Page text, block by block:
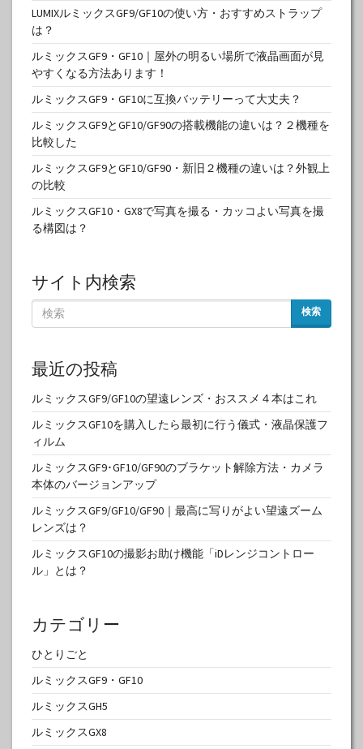
LUMIXルミックスGF9/GF10の使い方・おすすめストラップ
は？
ルミックスGF9・GF10｜屋外の明るい場所で液晶画面が見
やすくなる方法あります！
ルミックスGF9・GF10に互換バッテリーって大丈夫？
ルミックスGF9とGF10/GF90の搭載機能の違いは？２機種を
比較した
ルミックスGF9とGF10/GF90・新旧２機種の違いは？外観上
の比較
ルミックスGF10・GX8で写真を撮る・カッコよい写真を撮
る構図は？
サイト内検索
検索
最近の投稿
ルミックスGF9/GF10の望遠レンズ・おススメ４本はこれ
ルミックスGF10を購入したら最初に行う儀式・液晶保護フ
ィルム
ルミックスGF9･GF10/GF90のブラケット解除方法・カメラ
本体のバージョンアップ
ルミックスGF9/GF10/GF90｜最高に写りがよい望遠ズーム
レンズは？
ルミックスGF10の撮影お助け機能「iDレンジコントロー
ル」とは？
カテゴリー
ひとりごと
ルミックスGF9・GF10
ルミックスGH5
ルミックスGX8